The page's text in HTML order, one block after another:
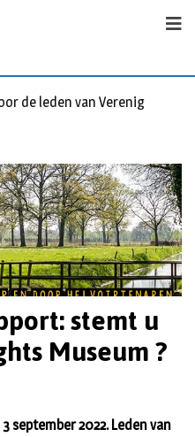
de leden van Vereniging 55+
stemt u
Museum ?
3 september 2022. Leden van